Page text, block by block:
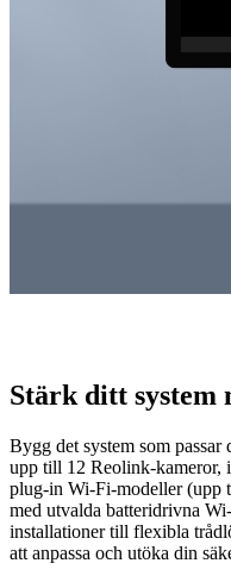
Stärk ditt system
Bygg det system som
upp till 12 Reolink-kameror,
plug-in Wi-Fi-modeller (upp
med utvalda batteridrivna
installationer till flexibla
att anpassa och utöka din